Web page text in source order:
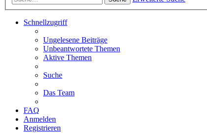
Schnellzugriff
Ungelesene Beiträge
Unbeantwortete Themen
Aktive Themen
Suche
Das Team
FAQ
Anmelden
Registrieren